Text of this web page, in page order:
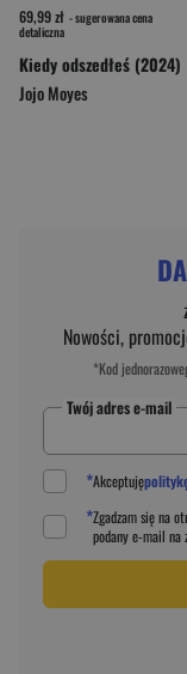
69,99 zł - sugerowana cena
detaliczna
Kiedy odszedłeś (2024)
Jojo Moyes
Nowości,
*Kod
Twój adres e-mail
*Akceptuję
*Zgadzam się na
podanye-mail na